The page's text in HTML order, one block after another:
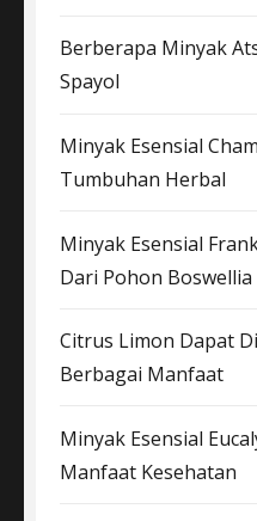
Berberapa Minyak
Spayol
Minyak Esensial
Tumbuhan Herbal
Minyak Esensial
Dari Pohon Boswellia
Citrus Limon Dapat
Berbagai Manfaat
Minyak Esensial
Manfaat Kesehatan